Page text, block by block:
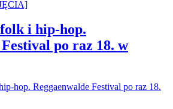
i hip-hop.
po raz 18. w